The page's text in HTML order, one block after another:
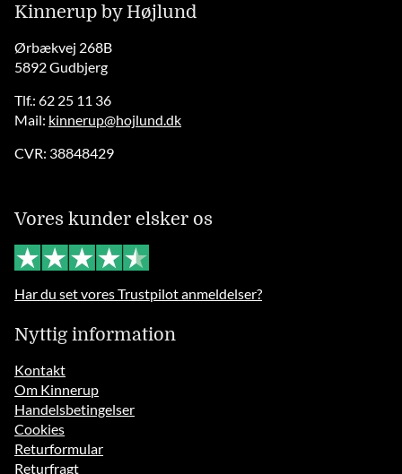
Kinnerup by Højlund
Ørbækvej 268B
5892 Gudbjerg
Tlf.: 62 25 11 36
Mail: kinnerup@hojlund.dk
CVR: 38848429
Vores kunder elsker os
Har du set vores Trustpilot anmeldelser?
Nyttig information
Kontakt
Om Kinnerup
Handelsbetingelser
Cookies
Returformular
Returfragt